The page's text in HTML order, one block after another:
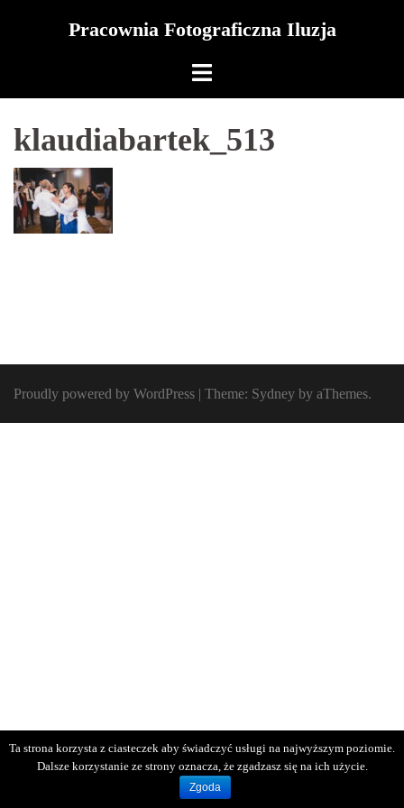
Pracownia Fotograficzna Iluzja
klaudiabartek_513
Proudly powered by WordPress | Theme: Sydney by aThemes.
Ta strona korzysta z ciasteczek aby świadczyć usługi na najwyższym poziomie.
Dalsze korzystanie ze strony oznacza, że zgadzasz się na ich użycie.
Zgoda